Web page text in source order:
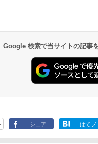
Google 検索で当サイトの記事
シェア はてブ